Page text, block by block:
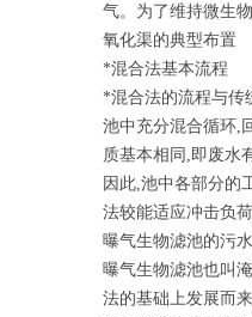
气。为了维持微生
氧化渠的典型布置
*混合法基本流程
*混合法的流程与传
池中充分混合循环,
质基本相同,即废水
因此,池中各部分的
法较能适应冲击负
曝气生物滤池的污
曝气生物滤池也叫
法的基础上发展而